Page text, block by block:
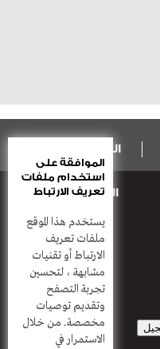
المال و الاقتصاد
أعمدة
المطبعة
الموافقة على
استخدام ملفات
تعريف الارتباط
يستخدم هذا الموقع
ملفات تعريف
الارتباط أو تقنيات
مشابهة ، لتحسين
تجربة التصفح
وتقديم توصيات
مخصصة. من خلال
الاستمرار في